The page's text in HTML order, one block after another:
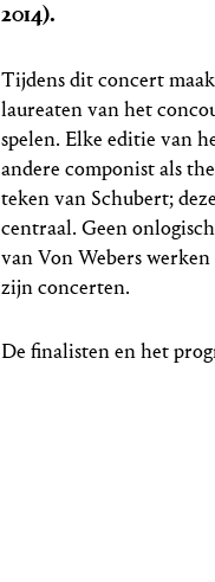
2014).
Tijdens dit concert
laureaten van het
spelen. Elke editie van
andere componist als
teken van Schubert;
centraal. Geen
van Von Webers
zijn concerten.
De finalisten en het